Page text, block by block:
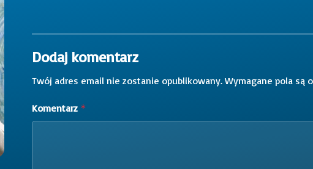
Dodaj komentarz
Twój adres email nie zostanie opublikowany. Wymagane pola są
Komentarz *